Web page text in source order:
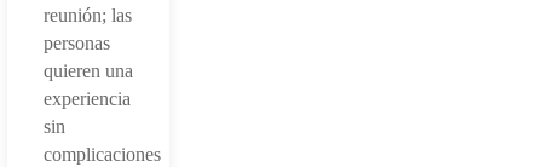
reunión; las
personas
quieren una
experiencia
sin
complicaciones